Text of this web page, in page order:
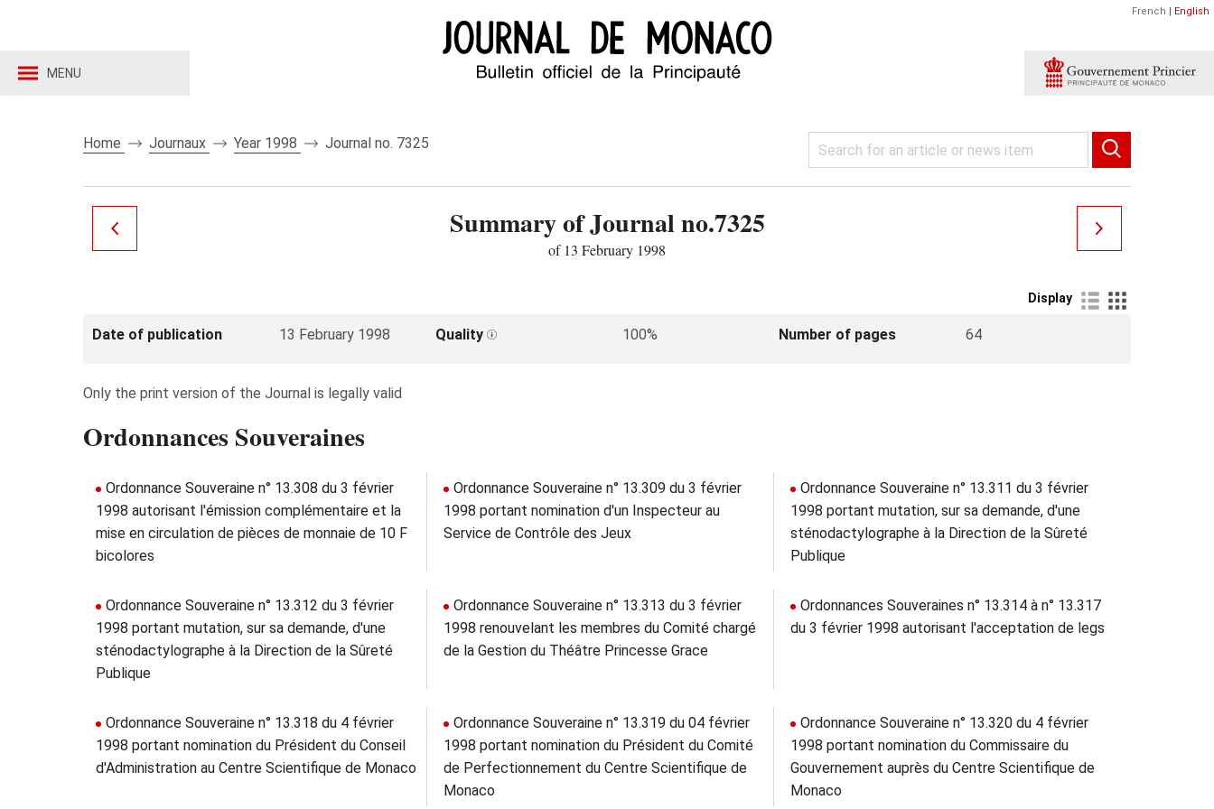
MENU
French | English
Home Journaux Year 1998 Journal no. 7325
Summary of Journal no.7325
of 13 February 1998
Display
Date of publication 13 February 1998 Quality 100% Number of pages 64
Only the print version of the Journal is legally valid
Ordonnances Souveraines
Ordonnance Souveraine n° 13.308 du 3 février
1998 autorisant l'émission complémentaire et la
mise en circulation de pièces de monnaie de 10 F
bicolores
Ordonnance Souveraine n° 13.309 du 3 février
1998 portant nomination d'un Inspecteur au
Service de Contrôle des Jeux
Ordonnance Souveraine n° 13.311 du 3 février
1998 portant mutation, sur sa demande, d'une
sténodactylographe à la Direction de la Sûreté
Publique
Ordonnance Souveraine n° 13.312 du 3 février
1998 portant mutation, sur sa demande, d'une
sténodactylographe à la Direction de la Sûreté
Publique
Ordonnance Souveraine n° 13.313 du 3 février
1998 renouvelant les membres du Comité chargé
de la Gestion du Théâtre Princesse Grace
Ordonnances Souveraines n° 13.314 à n° 13.317
du 3 février 1998 autorisant l'acceptation de legs
Ordonnance Souveraine n° 13.318 du 4 février
1998 portant nomination du Président du Conseil
d'Administration au Centre Scientifique de Monaco
Ordonnance Souveraine n° 13.319 du 04 février
1998 portant nomination du Président du Comité
de Perfectionnement du Centre Scientifique de
Monaco
Ordonnance Souveraine n° 13.320 du 4 février
1998 portant nomination du Commissaire du
Gouvernement auprès du Centre Scientifique de
Monaco